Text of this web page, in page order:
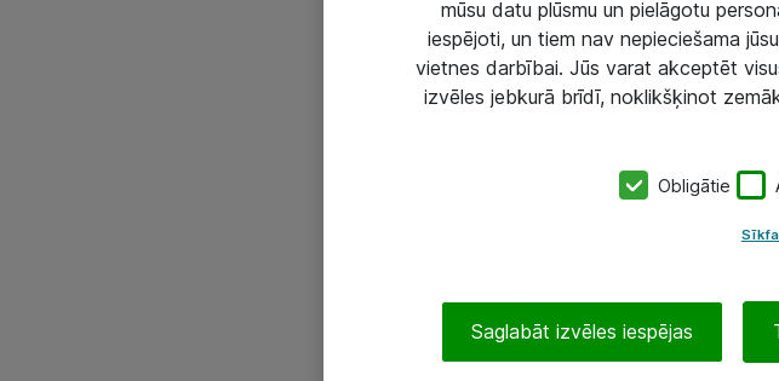
mūsu datu plūsmu un pielāgotu
iespējoti, un tiem nav nepieciešama
vietnes darbībai. Jūs varat akceptēt
izvēles jebkurā brīdī, noklikšķinot
Obligātie
Saglabāt izvēles iespējas